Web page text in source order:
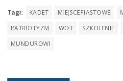
Tagi: KADET MIEJSCEPIASTOWE
PATRIOTYZM
WOT SZKOLENIE
MUNDUROWI